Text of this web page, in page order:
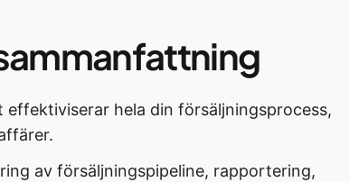
hela din försäljningsprocess,
av försäljningspipeline, rapportering,